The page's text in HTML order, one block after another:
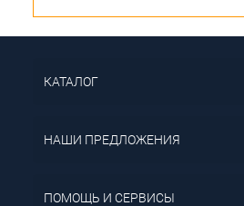
КАТАЛОГ
НАШИ ПРЕДЛОЖЕНИЯ
ПОМОЩЬ И СЕРВИСЫ